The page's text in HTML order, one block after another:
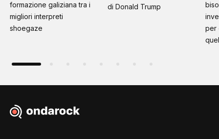
formazione galiziana tra i
migliori interpreti
shoegaze
di Donald Trump
per